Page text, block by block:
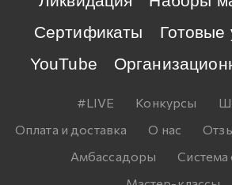
Сертификаты
Готовые
YouTube
#LIVE Конкурсы
Оплата и доставка
О нас
Амбассадоры
Система